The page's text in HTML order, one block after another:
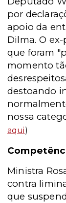
por
apoio da
Dilma. O
que foram
momento
destoando
nossa
aqui)
Ministra
contra
que